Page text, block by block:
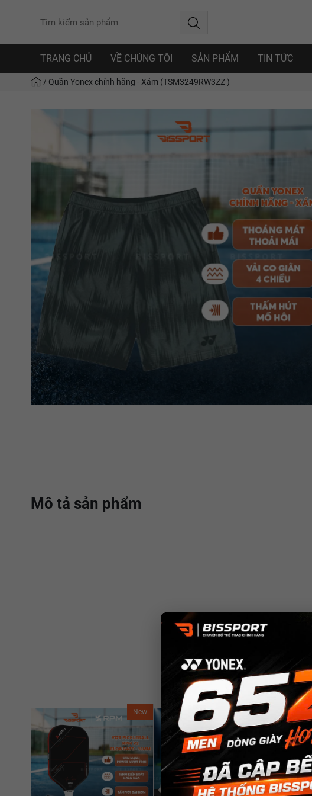
TRANG CHỦ VỀ CHÚNG TÔI SẢN PHẨM TIN TỨC
/ Quần Yonex chính hãng - Xám (TSM3249RW3ZZ )
Mô tả sản phẩm
New New